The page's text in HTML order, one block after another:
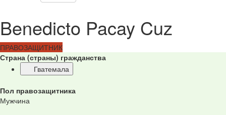
Benedicto Pacay Cuz
ПРАВОЗАЩИТНИК
Страна (страны) гражданства
Гватемала
Пол правозащитника
Мужчина